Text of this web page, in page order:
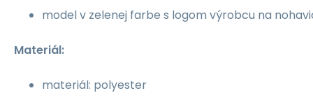
model v zelenej farbe s logom výrobcu na
Materiál:
materiál: polyester